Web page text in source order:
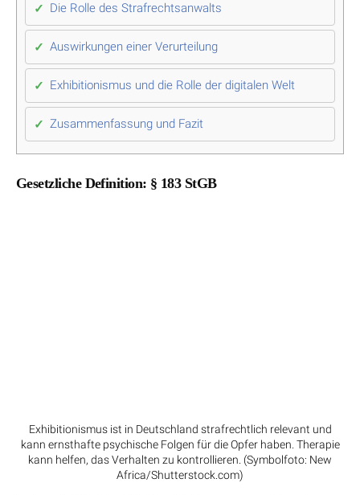
Die Rolle des Strafrechtsanwalts
Auswirkungen einer Verurteilung
Exhibitionismus und die Rolle der digitalen Welt
Zusammenfassung und Fazit
Gesetzliche Definition: § 183 StGB
Exhibitionismus ist in Deutschland strafrechtlich relevant und
kann ernsthafte psychische Folgen für die Opfer haben. Therapie
kann helfen, das Verhalten zu kontrollieren. (Symbolfoto: New
Africa/Shutterstock.com)